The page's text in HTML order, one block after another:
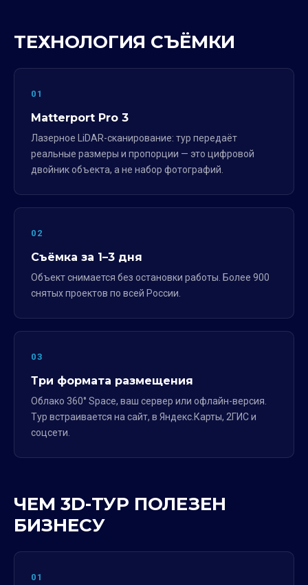
ТЕХНОЛОГИЯ СЪЁМКИ
01
Matterport Pro 3
Лазерное LiDAR-сканирование: тур передаёт
реальные размеры и пропорции — это цифровой
двойник объекта, а не набор фотографий.
02
Съёмка за 1–3 дня
Объект снимается без остановки работы. Более 900
снятых проектов по всей России.
03
Три формата размещения
Облако 360° Space, ваш сервер или офлайн-версия.
Тур встраивается на сайт, в Яндекс.Карты, 2ГИС и
соцсети.
ЧЕМ 3D-ТУР ПОЛЕЗЕН
БИЗНЕСУ
01